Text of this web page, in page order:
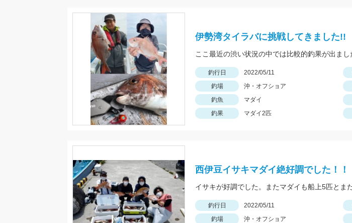
伊勢湾タイラバに挑戦してきました!!
釣行日 2022/05/11
釣場
沖・オフショア
釣魚
マダイ
釣果
マダイ2匹
西伊豆イサキマダイ絶好調でした！！
釣行日 2022/05/11
釣場
沖・オフショア